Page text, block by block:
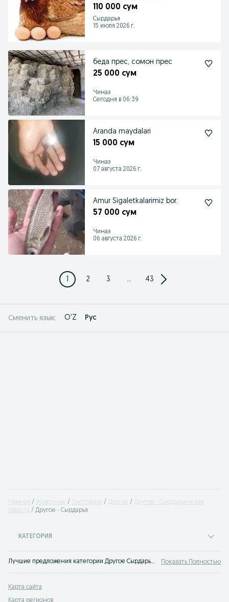
110 000 сум
Сырдарья
15 июля 2026 г.
беда прес, сомон прес
25 000 сум
Чиназ
Сегодня в 06:39
Aranda maydalari
15 000 сум
Чиназ
07 августа 2026 г.
Amur Sigaletkalarimiz bor.
57 000 сум
Чиназ
06 августа 2026 г.
1 2 3 ... 43
Сменить язык: O'Z Рус
Главная Животные Зоотовары Другое
Другое - Сырдарьинская
область
Другое - Cырдарья
КАТЕГОРИЯ
Лучшие предложения категории Другое Cырдарья. Большой выбор товаров и услуг по выгодным ценам на OLX! Множество предложений на OLX.uz! Показать Полностью
Карта сайта
Карта регионов